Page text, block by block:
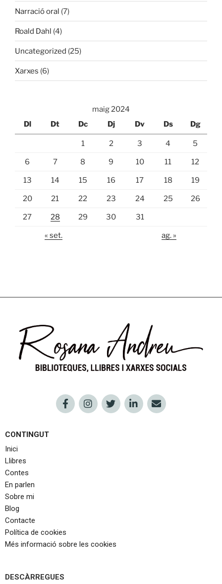
Narració oral (7)
Roald Dahl (4)
Uncategorized (25)
Xarxes (6)
maig 2024
Dl
Dt Dc Dj Dv Ds Dg
1 2 3 4 5
6 7 8 9 10 11 12
13 14 15 16 17 18 19
20 21 22 23 24 25 26
27 28 29 30 31
« set. ag. »
CONTINGUT
Inici
Llibres
Contes
En parlen
Sobre mi
Blog
Contacte
Política de cookies
Més informació sobre les cookies
DESCÀRREGUES